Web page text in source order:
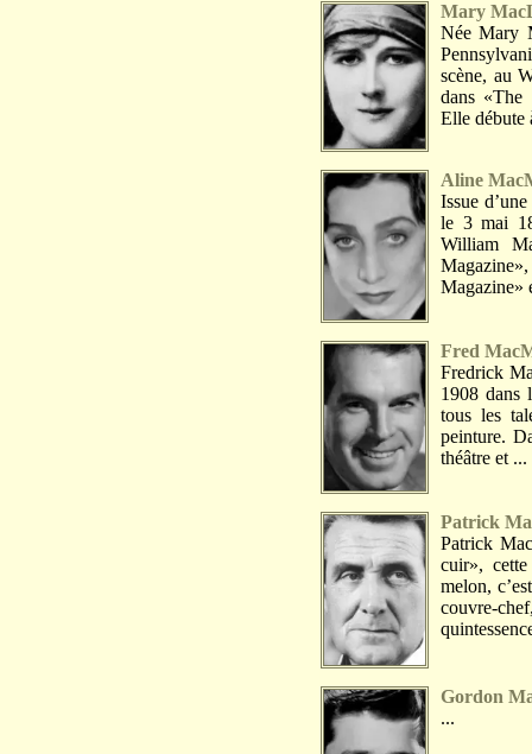
Mary
Née Mary
scène, au
dans «The
Elle débute
Aline
Issue
le 3 mai
William
Magazine»
Fred
Fredrick
1908 dans
tous les
peinture.
théâtre et ...
Patrick
Patrick
cuir»,
melon,
couvre-
Gordon
...